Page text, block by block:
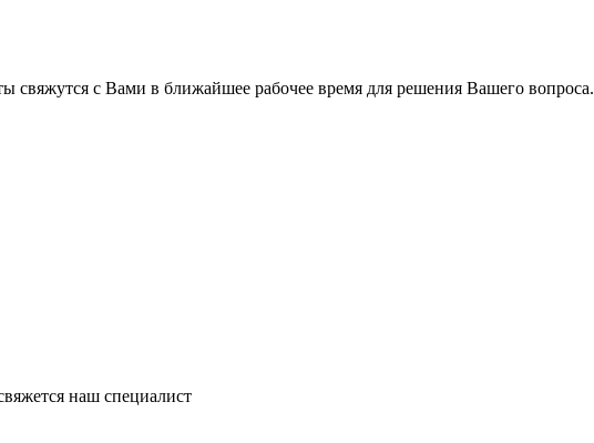
с Вами в ближайшее рабочее время для решения Вашего вопроса.
наш специалист